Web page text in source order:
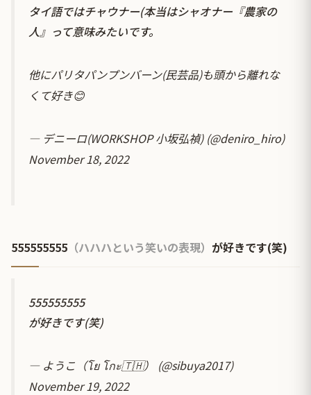
タイ語ではチャウナー(本当はシャオナー『農家の
人』って意味みたいです。
他にパリタパンプンバーン(民芸品)も頭から離れな
くて好き😊
— デニーロ(WORKSHOP 小坂弘禎) (@deniro_hiro)
November 18, 2022
555555555 （ハハハという笑いの表現） が好きです(笑)
555555555
が好きです(笑)
— ようこ（โย โกะ🇹🇭） (@sibuya2017)
November 19, 2022